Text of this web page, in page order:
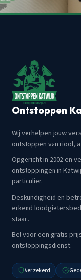
Ontstoppen
Wij verhelpen jouw
ontstoppen van riool,
Opgericht in 2002 en
ontstoppingen in
particulier.
Deskundigheid en
erkend
staan.
Bel voor een gratis
ontstoppingsdienst.
Verzekerd